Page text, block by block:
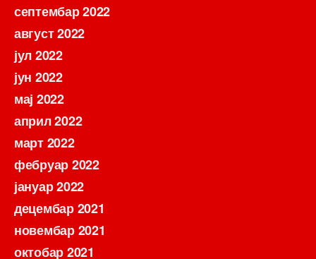
септембар 2022
август 2022
јул 2022
јун 2022
мај 2022
април 2022
март 2022
фебруар 2022
јануар 2022
децембар 2021
новембар 2021
октобар 2021